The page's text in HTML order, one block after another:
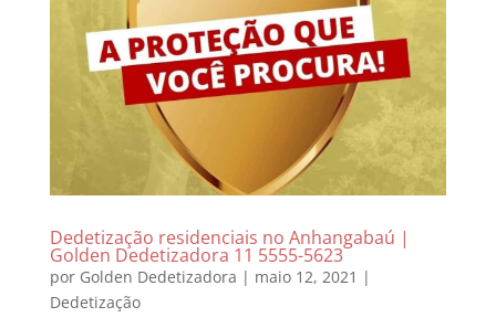
Dedetização residenciais no Anhangabaú |
Golden Dedetizadora 11 5555-5623
por Golden Dedetizadora | maio 12, 2021 |
Dedetização